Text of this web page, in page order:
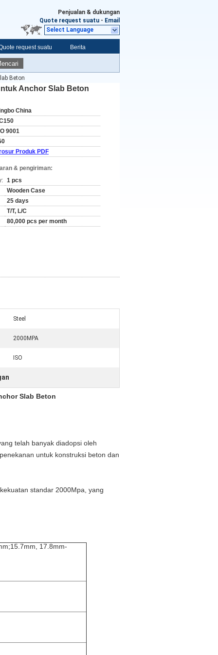
Penjualan & dukungan
Quote request suatu - Email
Select Language
request suatu Berita
Beton
Anchor Slab Beton
China
9001
Produk PDF
& pengiriman:
1 pcs
Wooden Case
25 days
T/T, L/C
80,000 pcs per month
Steel
2000MPA
ISO
Slab Beton
telah banyak diadopsi oleh
untuk konstruksi beton dan
standar 2000Mpa, yang
17.8mm-